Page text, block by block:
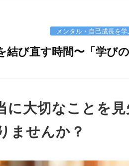
メンタル・自己成長を
結び直す時間〜「学び
に大切なことを見
ませんか？